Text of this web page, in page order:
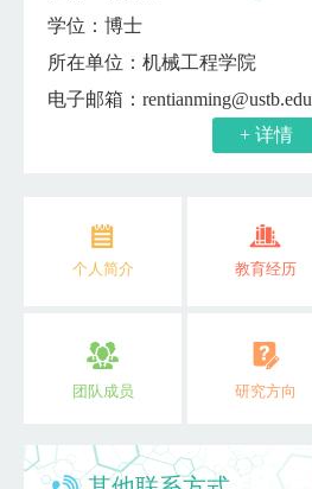
学位：博士
所在单位：机械工程学院
电子邮箱：
+ 详情
个人简介 教育经历
团队成员 研究方向